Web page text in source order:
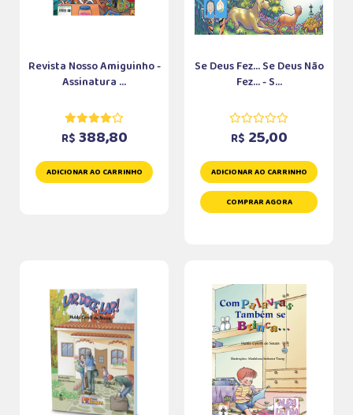
Revista Nosso Amiguinho -
Assinatura ...
R$ 388,80
ADICIONAR AO CARRINHO
Se Deus Fez... Se Deus Não
Fez... - S...
R$ 25,00
ADICIONAR AO CARRINHO
COMPRAR AGORA